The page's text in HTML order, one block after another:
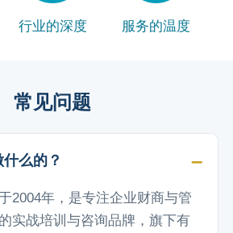
行业的深度 服务的温度
常见问题
么的？
2004年，是专注企业财商与管
实战培训与咨询品牌，旗下有